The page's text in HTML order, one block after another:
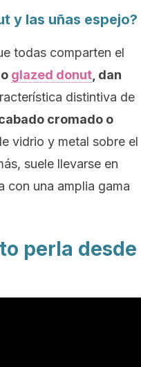
y las uñas espejo?
todas comparten el
glazed donut , dan
distintiva de
cromado o
vidrio y metal sobre el
suele llevarse en
con una amplia gama
perla desde